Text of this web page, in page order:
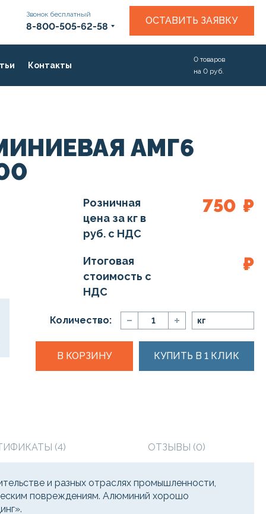
Звонок бесплатный
8-800-505-62-58
ОСТАВИТЬ ЗАЯВКУ
Контакты
0 товаров
на 0 руб.
АМГ6
Розничная
цена за кг в
руб. с НДС
750 ₽
Итоговая
стоимость с
НДС
₽
Количество: кг
В КОРЗИНУ КУПИТЬ В 1 КЛИК
(4) ОТЗЫВЫ (0)
и разных отраслях промышленности,
повреждениям. Алюминий хорошо